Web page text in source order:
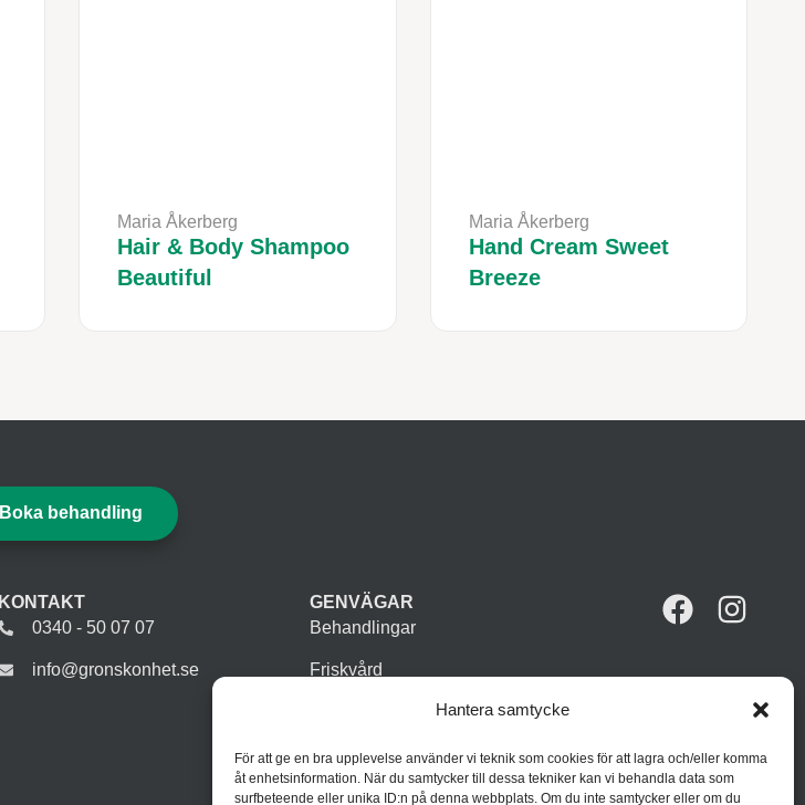
Hantera samtycke
För att ge en bra upplevelse använder vi teknik som cookies för att lagra och/eller komma
åt enhetsinformation. När du samtycker till dessa tekniker kan vi behandla data som
surfbeteende eller unika ID:n på denna webbplats. Om du inte samtycker eller om du
Maria Åkerberg
Hair & Body Shampoo
Beautiful
Maria Åkerberg
Hand Cream Sweet
Breeze
Boka behandling
KONTAKT
0340 - 50 07 07
info@gronskonhet.se
GENVÄGAR
Behandlingar
Friskvård
Varumärken
Inspiration